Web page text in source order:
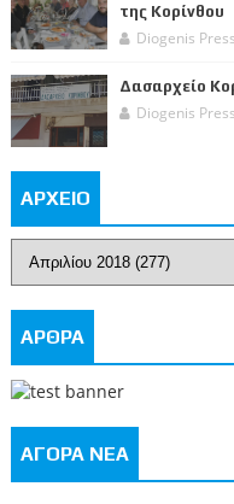
της Κορίνθου
Diogenis
Δασαρχείο
Diogenis
ΑΡΧΕΙΟ
ΑΡΘΡΑ
ΑΓΟΡΑ ΝΕΑ